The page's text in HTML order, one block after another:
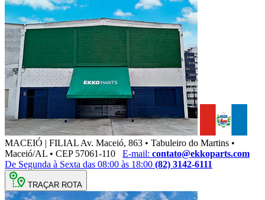
MACEIÓ | FILIAL Av. Maceió, 863 • Tabuleiro do Martins •
Maceió/AL • CEP 57061-110
E-mail: contato@ekkoparts.com
De Segunda à Sexta das 08:00 às 18:00 (82) 3142-6111
TRAÇAR ROTA